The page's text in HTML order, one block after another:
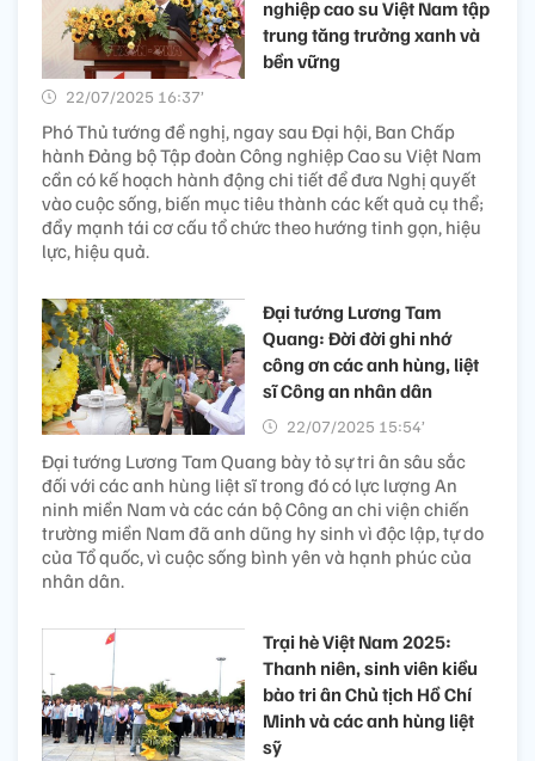
nghiệp cao su Việt Nam tập
trung tăng trưởng xanh và
bền vững
22/07/2025 16:37’
Phó Thủ tướng đề nghị, ngay sau Đại hội, Ban Chấp
hành Đảng bộ Tập đoàn Công nghiệp Cao su Việt Nam
cần có kế hoạch hành động chi tiết để đưa Nghị quyết
vào cuộc sống, biến mục tiêu thành các kết quả cụ thể;
đẩy mạnh tái cơ cấu tổ chức theo hướng tinh gọn, hiệu
lực, hiệu quả.
Đại tướng Lương Tam
Quang: Đời đời ghi nhớ
công ơn các anh hùng, liệt
sĩ Công an nhân dân
22/07/2025 15:54’
Đại tướng Lương Tam Quang bày tỏ sự tri ân sâu sắc
đối với các anh hùng liệt sĩ trong đó có lực lượng An
ninh miền Nam và các cán bộ Công an chi viện chiến
trường miền Nam đã anh dũng hy sinh vì độc lập, tự do
của Tổ quốc, vì cuộc sống bình yên và hạnh phúc của
nhân dân.
Trại hè Việt Nam 2025:
Thanh niên, sinh viên kiều
bào tri ân Chủ tịch Hồ Chí
Minh và các anh hùng liệt
sỹ